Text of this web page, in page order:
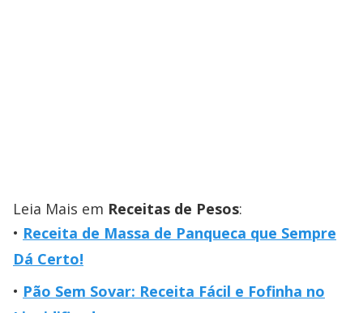
Leia Mais em Receitas de Pesos:
Receita de Massa de Panqueca que Sempre
Dá Certo!
Pão Sem Sovar: Receita Fácil e Fofinha no